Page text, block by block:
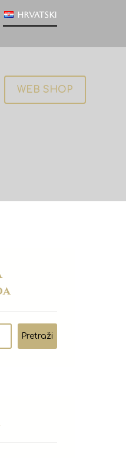
Hrvatski
WEB SHOP
Pretraži